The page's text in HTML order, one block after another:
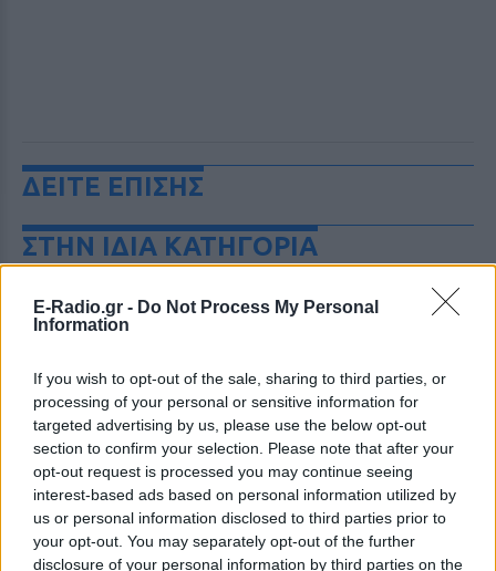
E-Radio.gr - Do Not Process My Personal
Information
If you wish to opt-out of the sale, sharing to third parties, or
processing of your personal or sensitive information for
targeted advertising by us, please use the below opt-out
section to confirm your selection. Please note that after your
opt-out request is processed you may continue seeing
interest-based ads based on personal information utilized by
us or personal information disclosed to third parties prior to
your opt-out. You may separately opt-out of the further
disclosure of your personal information by third parties on the
ΔΕΙΤΕ ΕΠΙΣΗΣ
ΣΤΗΝ ΙΔΙΑ ΚΑΤΗΓΟΡΙΑ
«Θέλω τον μπαμπά μου»: Το
βίντεο της μεθυσμένης οδηγού
ΣΉΜΕΡΑ
Η Jamie Lee Komoroski, με αλκοόλ
τριπλάσιο του νόμιμου ορίου, έπεσε
πάνω στο golf cart των νεόνυμφων στο
Folly Beach - τώρα νέο υλικό από το
αστυνομικό τμήμα αποκαλύπτει τη
συμπεριφορά της λίγο μετά τη μοιραία
σύγκρουση
Τροχαίο στις Σέρρες: «Έχασα τη